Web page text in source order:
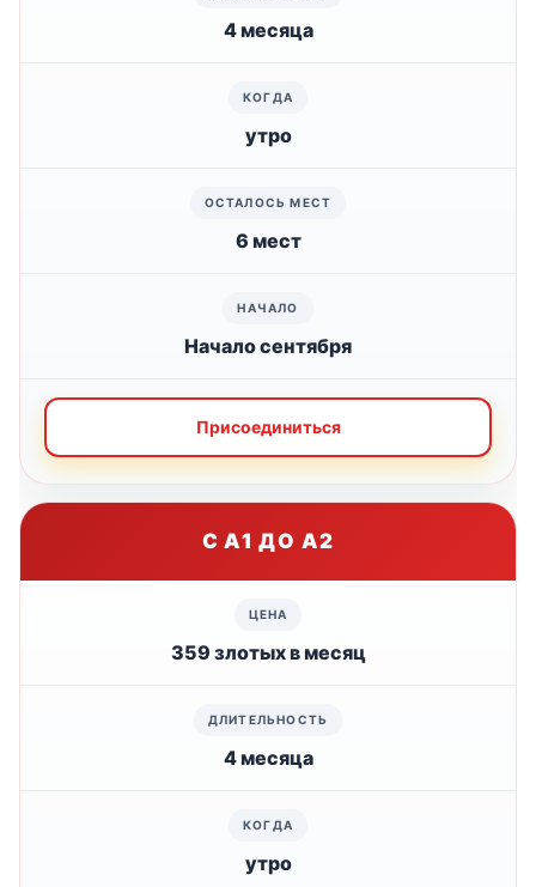
4 месяца
утро
6 мест
Начало сентября
Присоединиться
С A1 ДО A2
359 злотых в месяц
4 месяца
утро